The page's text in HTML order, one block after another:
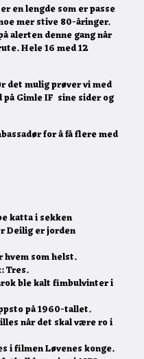
en lengde som er passe
mer stive 80-åringer.
alerten denne gang når
Hele 16 med 12
det mulig prøver vi med
på Gimle IF sine sider og
for å få flere med
katta i sekken
Deilig er jorden
som helst.
Tres.
ble kalt fimbulvinter i
på 1960-tallet.
når det skal være ro i
i filmen Løvenes konge.